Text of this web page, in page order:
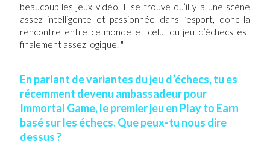
beaucoup les jeux vidéo. Il se trouve qu’il y a une scène
assez intelligente et passionnée dans l’esport, donc la
rencontre entre ce monde et celui du jeu d’échecs est
finalement assez logique. "
En parlant de variantes du jeu d’échecs, tu es
récemment devenu ambassadeur pour
Immortal Game, le premier jeu en Play to Earn
basé sur les échecs. Que peux-tu nous dire
dessus ?